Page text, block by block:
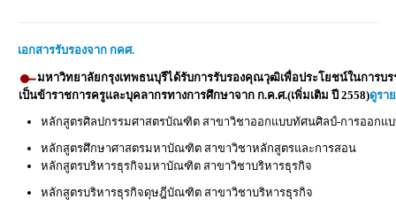
เอกสารรับรองจาก กคศ.
มหาวิทยาลัยกรุงเทพธนบุรีได้รับการรับรองคุณวุฒิเพื่อประโยชน์ในการบร
เป็นข้าราชการครูและบุคลากรทางการศึกษาจาก ก.ค.ศ.(เพิ่มเติม ปี 2558)ดูรา
หลักสูตรศิลปกรรมศาสตรบัณฑิต สาขาวิชาออกแบบทัศนศิลป์-การออก
หลักสูตรศึกษาศาสตรมหาบัณฑิต สาขาวิชาหลักสูตรและการสอน
หลักสูตรบริหารธุรกิจมหาบัณฑิต สาขาวิชาบริหารธุรกิจ
หลักสูตรบริหารธุรกิจดุษฎีบัณฑิต สาขาวิชาบริหารธุรกิจ